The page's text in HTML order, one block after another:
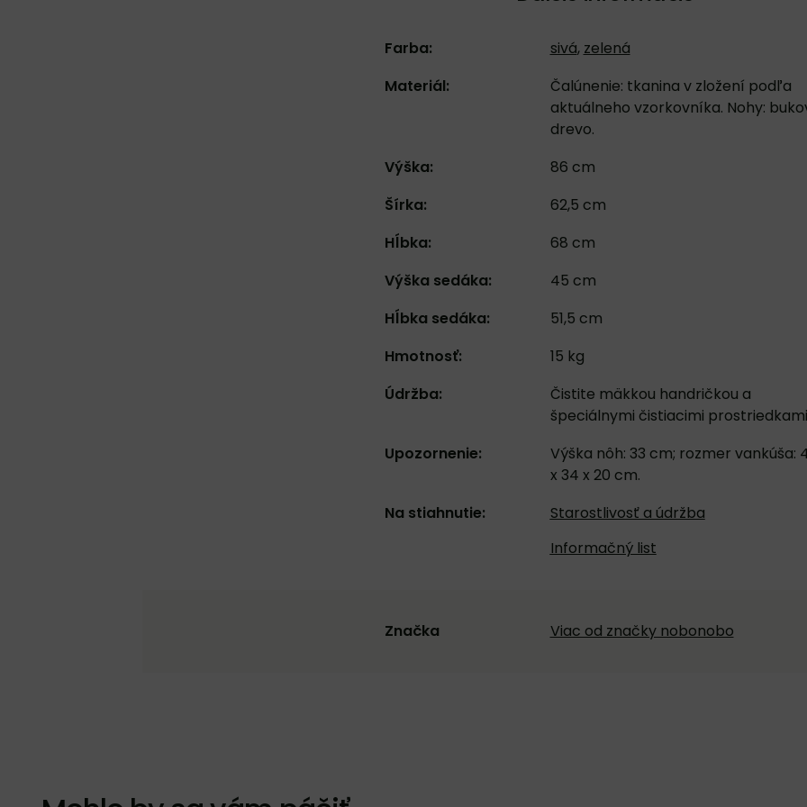
Farba: sivá, zelená
Materiál:
Čalúnenie: tkanina v zložení podľa
aktuálneho vzorkovníka. Nohy:
drevo.
Výška:
86 cm
Šírka:
62,5 cm
Hĺbka:
68 cm
Výška sedáka:
45 cm
Hĺbka sedáka:
51,5 cm
Hmotnosť:
15 kg
Údržba:
Čistite mäkkou handričkou a
špeciálnymi čistiacimi
Upozornenie:
Výška nôh: 33 cm; rozmer vankúša:
x 34 x 20 cm.
Na stiahnutie:
Starostlivosť a údržba
Informačný list
Značka Viac od značky nobonobo